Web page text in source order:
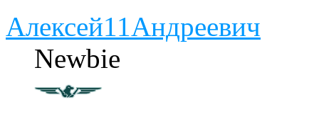
Алексей11Андреевич
Newbie